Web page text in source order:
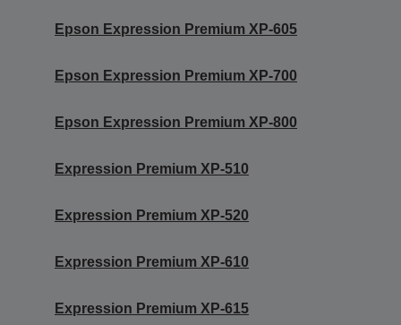
Epson Expression Premium XP-605
Epson Expression Premium XP-700
Epson Expression Premium XP-800
Expression Premium XP-510
Expression Premium XP-520
Expression Premium XP-610
Expression Premium XP-615